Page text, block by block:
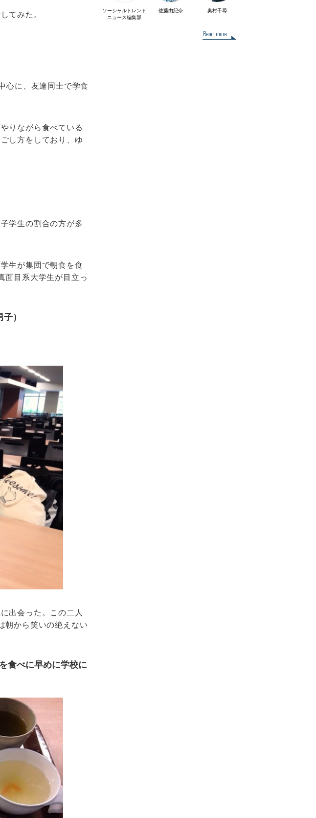
てみた。
心に、友達同士で学食
りながら食べている
し方をしており、ゆ
学生の割合の方が多
生が集団で朝食を食
面目系大学生が目立っ
）
出会った。この二人
朝から笑いの絶えない
食べに早めに学校に
ソーシャルトレンド
ニュース編集部
佐藤由紀奈 奥村千尋
Read more